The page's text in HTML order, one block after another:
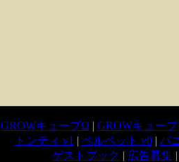
GROWキューブΩ | GROWキューブ
トンティ v1 | ペルペット v0| バ
ゲストブック | 広告募集